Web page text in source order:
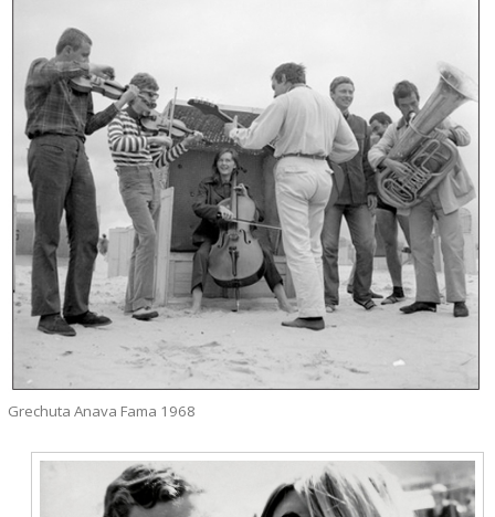
Grechuta Anava Fama 1968